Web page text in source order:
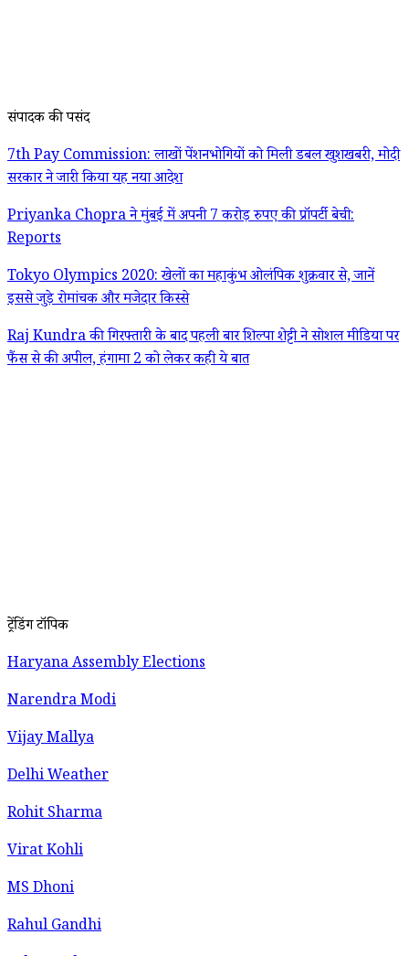
संपादक की पसंद
7th Pay Commission: लाखों पेंशनभोगियों को मिली डबल खुशखबरी, मोदी
सरकार ने जारी किया यह नया आदेश
Priyanka Chopra ने मुंबई में अपनी 7 करोड़ रुपए की प्रॉपर्टी बेची:
Reports
Tokyo Olympics 2020: खेलों का महाकुंभ ओलंपिक शुक्रवार से, जानें
इससे जुड़े रोमांचक और मजेदार किस्से
Raj Kundra की गिरफ्तारी के बाद पहली बार शिल्पा शेट्टी ने सोशल मीडिया पर
फैंस से की अपील, हंगामा 2 को लेकर कही ये बात
ट्रेंडिंग टॉपिक
Haryana Assembly Elections
Narendra Modi
Vijay Mallya
Delhi Weather
Rohit Sharma
Virat Kohli
MS Dhoni
Rahul Gandhi